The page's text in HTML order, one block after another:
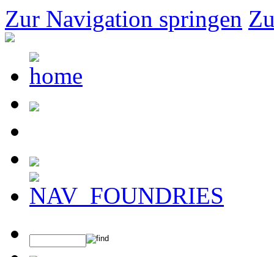
Zur Navigation springen